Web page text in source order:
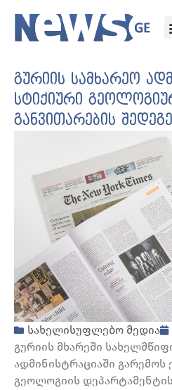
გურიის სამხარეო
სტიქიური
განვითარების
სახელისუფლებო მედია
გურიის მხარეში
ადმინისტრაციაში
გეოლოგიის